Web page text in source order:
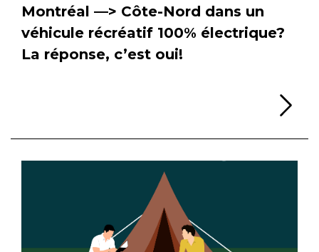
Montréal —> Côte-Nord dans un
véhicule récréatif 100% électrique?
La réponse, c’est oui!